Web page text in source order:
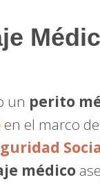
un perito
en el marco
médico